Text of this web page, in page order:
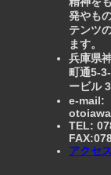
発やも
テンツ
ます。
兵庫県
町通5-
ービル
e-mail:
TEL:
アクセス